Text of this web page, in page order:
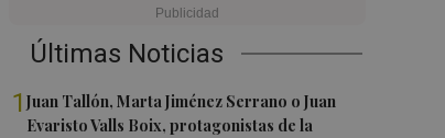
Últimas Noticias
1Juan Tallón, Marta Jiménez Serrano o Juan
Evaristo Valls Boix, protagonistas de la